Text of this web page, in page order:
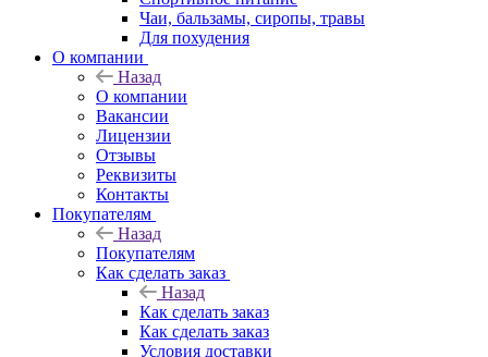
Чаи, бальзамы, сиропы, травы
Для похудения
О компании
Назад
О компании
Вакансии
Лицензии
Отзывы
Реквизиты
Контакты
Покупателям
Назад
Покупателям
Как сделать заказ
Назад
Как сделать заказ
Как сделать заказ
Условия доставки